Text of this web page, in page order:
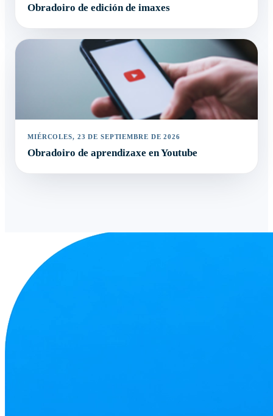
Obradoiro de edición de imaxes
MIÉRCOLES, 23 DE SEPTIEMBRE DE 2026
Obradoiro de aprendizaxe en Youtube